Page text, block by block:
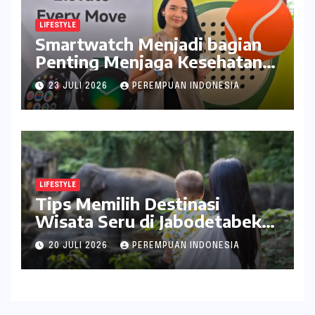
LIFESTYLE
Smartwatch Menjadi bagian
Penting Menjaga Kesehatan
Bagi Perempuan
23 JULI 2026 PEREMPUAN INDONESIA
LIFESTYLE
Tips Memilih Destinasi
Wisata Seru di Jabodetabek
ala inDrive
20 JULI 2026 PEREMPUAN INDONESIA